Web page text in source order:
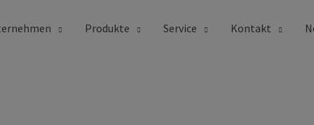
Produkte Service Kontakt